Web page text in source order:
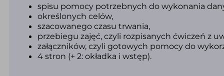
spisu pomocy potrzebnych do wykonania
określonych celów,
szacowanego czasu trwania,
przebiegu zajęć,czyli rozpisanych ćwiczeń z
załączników, czyli gotowych pomocy do
4 stron (+ 2: okładka i wstęp).